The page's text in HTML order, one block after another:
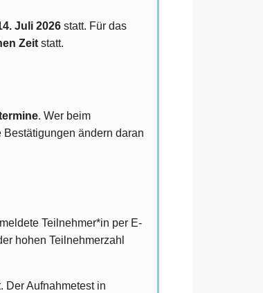
Juli 2026 statt. Für das
Zeitstatt.
. Wer beim
ändern daran
Teilnehmer*in per E-
hohen Teilnehmerzahl
Der Aufnahmetest in